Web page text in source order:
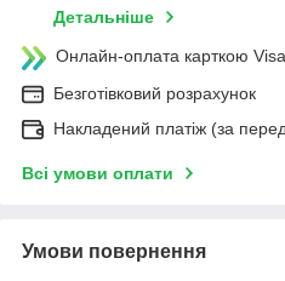
Детальніше
Онлайн-оплата карткою
Безготівковий розрахунок
Накладений платіж (за
Всі умови оплати
Умови повернення